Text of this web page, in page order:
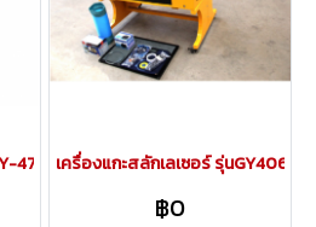
470/60wเครื่องแกะสลักเลเซอร์ รุ่นGY4060/
฿0